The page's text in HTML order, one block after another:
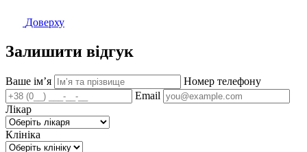
Доверху
Залишити відгук
Ваше імʼя
Номер телефону
Email
Лікар
Клініка